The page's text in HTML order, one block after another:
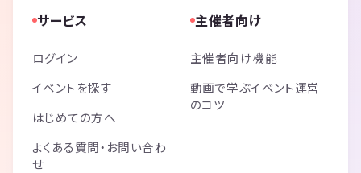
サービス
ログイン
イベントを探す
はじめての方へ
よくある質問・お問い合わ
せ
主催者向け
主催者向け機能
動画で学ぶイベント運営
のコツ